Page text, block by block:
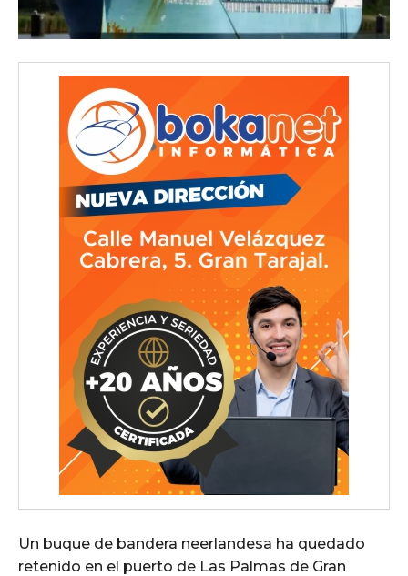
Un buque de bandera neerlandesa ha quedado
retenido en el puerto de Las Palmas de Gran